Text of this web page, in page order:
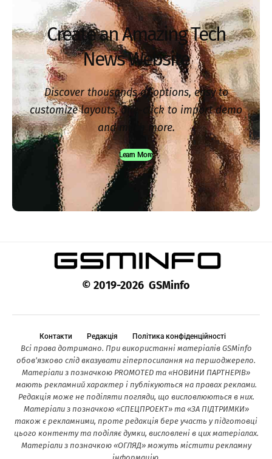
Create an Amazing Tech
News Website
Discover thousands of options, easy to
customize layouts, one-click to import demo
and much more.
Learn More
© 2019-2026 GSMinfo
Контакти Редакція Політика конфіденційності
Всі права дотримано. При використанні матеріалів GSMinfo
обов’язково слід вказувати гіперпосилання на першоджерело.
Матеріали з позначкою PROMOTED та «НОВИНИ ПАРТНЕРІВ»
мають рекламний характер і публікуються на правах реклами.
Редакція може не поділяти погляди, що висловлюються в них.
Матеріали з позначкою «СПЕЦПРОЕКТ» та «ЗА ПІДТРИМКИ»
також є рекламними, проте редакція бере участь у підготовці
цього контенту та поділяє думки, висловлені в цих матеріалах.
Матеріали з позначкою «ОГЛЯД» можуть містити рекламну